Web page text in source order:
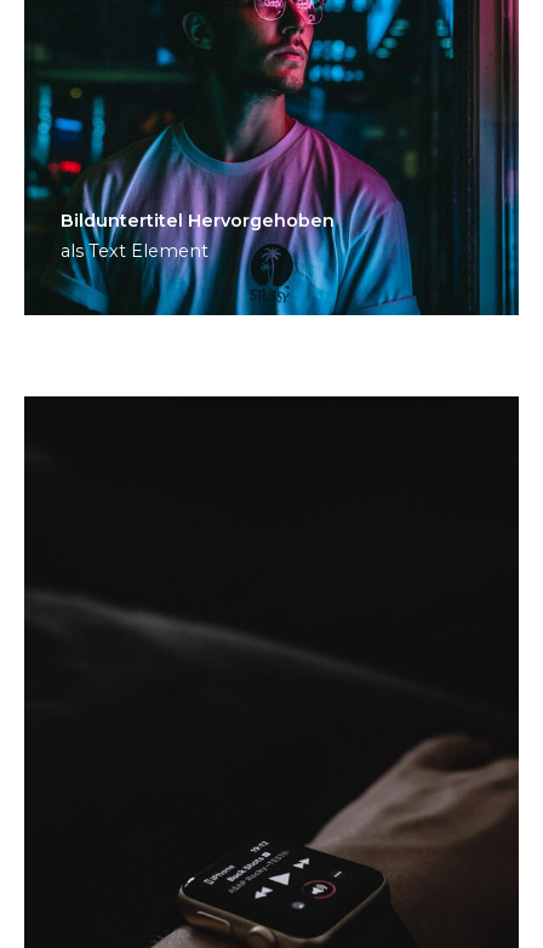
Bild­unter­titel Hervorgehoben
als Text Element